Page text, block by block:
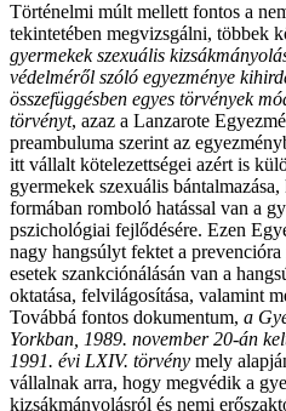
Történelmi múlt mellett fontos a
tekintetében megvizsgálni, többek
gyermekek szexuális
védelméről szóló egyezménye
összefüggésben egyes törvények
törvényt, azaz a Lanzarote
preambuluma szerint az
itt vállalt kötelezettségei azért is
gyermekek szexuális
formában romboló hatással van a
pszichológiai fejlődésére. Ezen
nagy hangsúlyt fektet a
esetek szankciónálásán van a
oktatása, felvilágosítása, valamint
Továbbá fontos dokumentum, a
Yorkban, 1989. november 20-án
1991. évi LXIV. törvény mely
vállalnak arra, hogy megvédik a
kizsákmányolásról és nemi